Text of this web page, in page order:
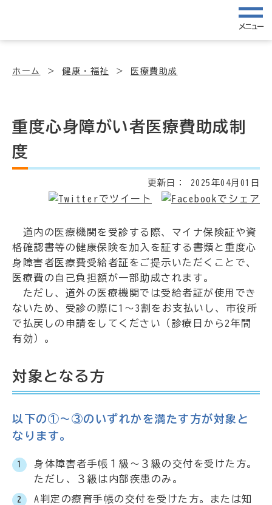
メニュー
ホーム 健康・福祉 医療費助成
重度心身障がい者医療費助成制
度
更新日： 2025年04月01日
道内の医療機関を受診する際、マイナ保険証や資
格確認書等の健康保険を加入を証する書類と重度心
身障害者医療費受給者証をご提示いただくことで、
医療費の自己負担額が一部助成されます。
ただし、道外の医療機関では受給者証が使用でき
ないため、受診の際に1～3割をお支払いし、市役所
で払戻しの申請をしてください（診療日から2年間
有効）。
対象となる方
以下の①～③のいずれかを満たす方が対象と
なります。
身体障害者手帳１級～３級の交付を受けた方。
ただし、３級は内部疾患のみ。
A判定の療育手帳の交付を受けた方。または知